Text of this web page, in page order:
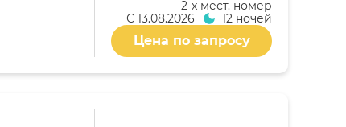
2-x мест. номер
С 13.08.2026 12 ночей
Цена по запросу